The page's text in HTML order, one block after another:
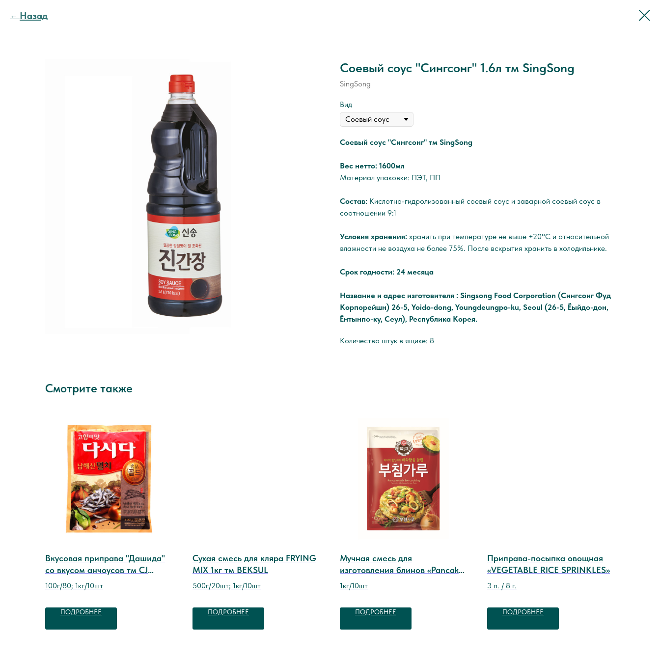
Назад
Соевый соус "Сингсонг" 1.6л тм SingSong
SingSong
Вид
Соевый соус "Сингсонг" тм SingSong
Вес нетто: 1600мл
Материал упаковки: ПЭТ, ПП
Состав: Кислотно-гидролизованный соевый соус и заварной соевый соус в
соотношении 9:1
Условия хранения: хранить при температуре не выше +20°C и относительной
влажности не воздуха не более 75%. После вскрытия хранить в холодильнике.
Срок годности: 24 месяца
Название и адрес изготовителя : Singsong Food Corporation (Сингсонг Фуд
Корпорейшн) 26-5, Yoido-dong, Youngdeungpo-ku, Seoul (26-5, Ёыйдо-дон,
Ёнтынпо-ку, Сеул), Республика Корея.
Количество штук в ящике: 8
Смотрите также
Вкусовая приправа "Дашида"
со вкусом анчоусов тм CJ
Cheiljedang
100г/80; 1кг/10шт
ПОДРОБНЕЕ
Сухая смесь для кляра FRYING
MIX 1кг тм BEKSUL
500г/20шт; 1кг/10шт
ПОДРОБНЕЕ
Мучная смесь для
изготовления блинов «Pancake
mix for cooking» (не сладкая) тм
Beksul
1кг/10шт
ПОДРОБНЕЕ
Приправа-посыпка овощная
«VEGETABLE RICE SPRINKLES»
3 п. / 8 г.
ПОДРОБНЕЕ